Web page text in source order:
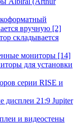
вручную [2]
складывается
мониторы [14]
для установки
серии RISE и
дисплеи 21:9 Jupiter
и видеостены